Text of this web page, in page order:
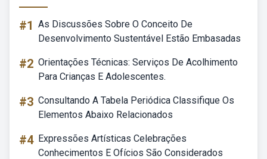
#1 As Discussões Sobre O Conceito De
Desenvolvimento Sustentável Estão Embasadas
#2 Orientações Técnicas: Serviços De Acolhimento
Para Crianças E Adolescentes.
#3 Consultando A Tabela Periódica Classifique Os
Elementos Abaixo Relacionados
#4 Expressões Artísticas Celebrações
Conhecimentos E Ofícios São Considerados